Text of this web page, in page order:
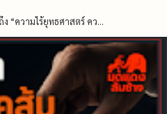
“ความไร้ยุทธศาสตร์ คว...